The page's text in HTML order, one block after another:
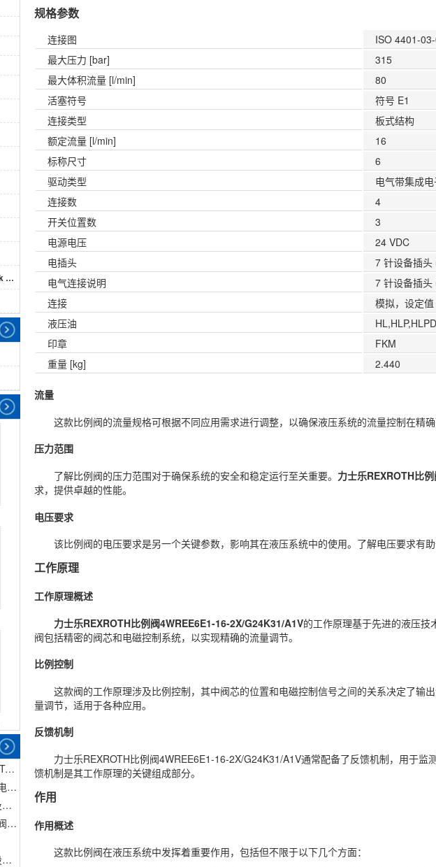
德国GOLDAMMER Regelungstechnik GmbH
FESTO仿生蝴蝶结构及原理,FESTO仿生蝴蝶具有什么功能
电磁阀上的三根线怎么接,三线制电磁阀接线
德国REXROTH变频器故障代码及故障解决方法
比例阀调节压力和流量,流量比例阀的控制方法
德国REXROTH变频器功能参数设置与操作方法介绍。
规格参数
连接图
ISO 4401-
最大压力 [bar]
315
最大体积流量 [l/min]
80
活塞符号
符号 E1
连接类型
板式结构
额定流量 [l/min]
16
标称尺寸
6
驱动类型
电气带集成
连接数
4
开关位置数
3
电源电压
24 VDC
电插头
7 针设备插头
电气连接说明
7 针设备插
连接
模拟，设定
液压油
印章
FKM
重量 [kg]
2.440
流量
这款比例阀的流量规格可根据不同应用需求进行调整，以确保液压系统的流量控制在精
压力范围
了解比例阀的压力范围对于确保系统的安全和稳定运行至关重要。 力士乐REXROTH比
求，提供卓越的性能。
电压要求
该比例阀的电压要求是另一个关键参数，影响其在液压系统中的使用。了解电压要求有助
工作原理
工作原理概述
力士乐REXROTH比例阀4WREE6E1-16-2X/G24K31/A1V的工作原理基于先进的液压技
阀包括精密的阀芯和电磁控制系统，以实现精确的流量调节。
比例控制
这款阀的工作原理涉及比例控制，其中阀芯的位置和电磁控制信号之间的关系决定了输
量调节，适用于各种应用。
反馈机制
力士乐REXROTH比例阀4WREE6E1-16-2X/G24K31/A1V通常配备了反馈机制，用于
馈机制是其工作原理的关键组成部分。
作用
作用概述
这款比例阀在液压系统中发挥着重要作用，包括但不限于以下几个方面：